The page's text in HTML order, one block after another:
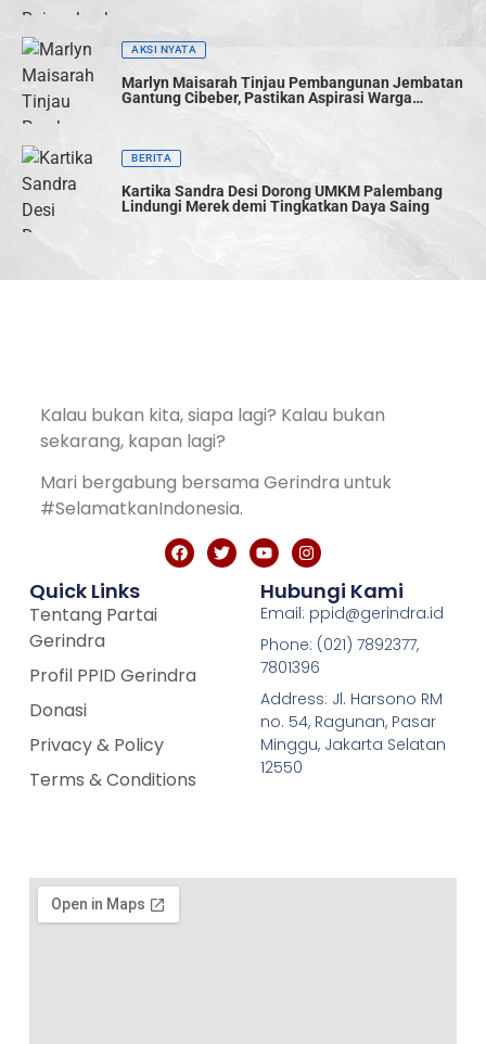
AKSI NYATA
Marlyn Maisarah Tinjau Pembangunan Jembatan
Gantung Cibeber, Pastikan Aspirasi Warga
BERITA
Kartika Sandra Desi Dorong UMKM Palembang
Lindungi Merek demi Tingkatkan Daya Saing
Kalau bukan kita, siapa lagi? Kalau bukan
sekarang, kapan lagi?
Mari bergabung bersama Gerindra untuk
#SelamatkanIndonesia.
Quick Links
Tentang Partai
Gerindra
Profil PPID Gerindra
Donasi
Privacy & Policy
Terms & Conditions
Hubungi Kami
Email: ppid@gerindra.id
Phone: (021) 7892377,
7801396
Address: Jl. Harsono RM
no. 54, Ragunan, Pasar
Minggu, Jakarta Selatan
12550